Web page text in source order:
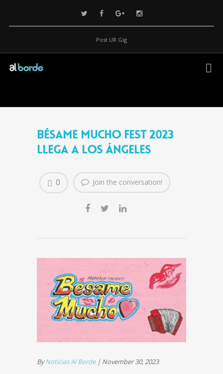
Post UR Gig
Bésame Mucho Fest 2023
llega a Los Ángeles
Join the conversation!
0
ByNoticias Al Borde | November 30, 2023